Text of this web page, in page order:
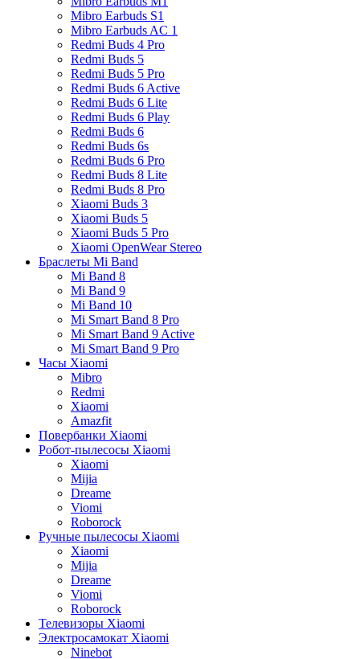
Mibro Earbuds S1
Mibro Earbuds AC 1
Redmi Buds 4 Pro
Redmi Buds 5
Redmi Buds 5 Pro
Redmi Buds 6 Active
Redmi Buds 6 Lite
Redmi Buds 6 Play
Redmi Buds 6
Redmi Buds 6s
Redmi Buds 6 Pro
Redmi Buds 8 Lite
Redmi Buds 8 Pro
Xiaomi Buds 3
Xiaomi Buds 5
Xiaomi Buds 5 Pro
Xiaomi OpenWear Stereo
Браслеты Mi Band
Mi Band 8
Mi Band 9
Mi Band 10
Mi Smart Band 8 Pro
Mi Smart Band 9 Active
Mi Smart Band 9 Pro
Часы Xiaomi
Mibro
Redmi
Xiaomi
Amazfit
Повербанки Xiaomi
Робот-пылесосы Xiaomi
Xiaomi
Mijia
Dreame
Viomi
Roborock
Ручные пылесосы Xiaomi
Xiaomi
Mijia
Dreame
Viomi
Roborock
Телевизоры Xiaomi
Электросамокат Xiaomi
Ninebot